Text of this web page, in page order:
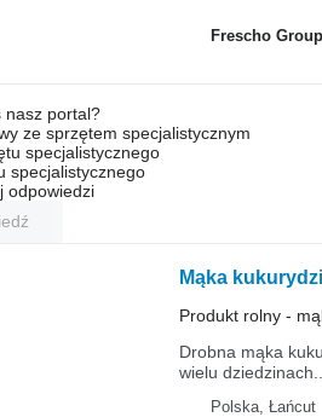
Frescho
nasz portal?
ze sprzętem specjalistycznym
specjalistycznego
specjalistycznego
odpowiedzi
Mąka
Produkt rolny -
Drobna mąka
wielu dziedzinach...
Polska, Łańcut